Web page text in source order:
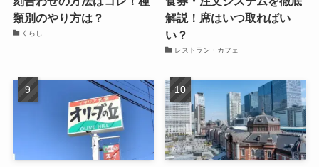
類別のやり方は？
くらし
解説！席はいつ取ればい
い？
レストラン・カフェ